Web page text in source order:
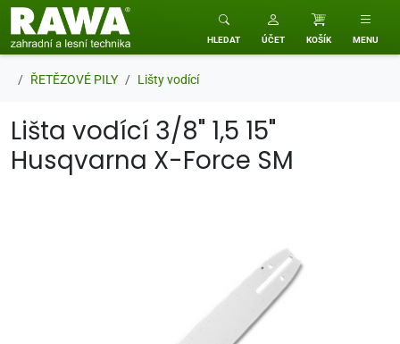
RAWA zahradní a lesní technika
HLEDAT ÚČET KOŠÍK MENU
ŘETĚZOVÉ PILY Lišty vodící
Lišta vodící 3/8" 1,5 15"
Husqvarna X-Force SM